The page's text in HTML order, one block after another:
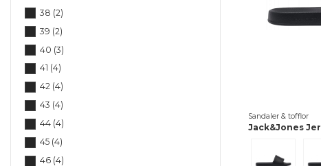
Sandaler & tofflor
Jack&Jones
38 (2)
39 (2)
40 (3)
41 (4)
42 (4)
43 (4)
44 (4)
45 (4)
46 (4)